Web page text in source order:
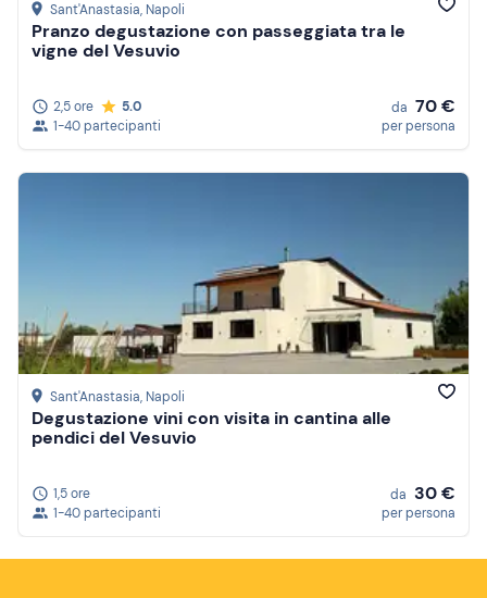
Sant'Anastasia, Napoli
Pranzo degustazione con passeggiata tra le
vigne del Vesuvio
2,5 ore
5.0
1-40 partecipanti
da 70 €
per persona
Sant'Anastasia, Napoli
Degustazione vini con visita in cantina alle
pendici del Vesuvio
1,5 ore
1-40 partecipanti
da 30 €
per persona